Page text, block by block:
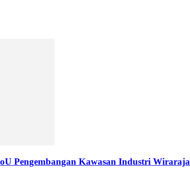
Pengembangan Kawasan Industri